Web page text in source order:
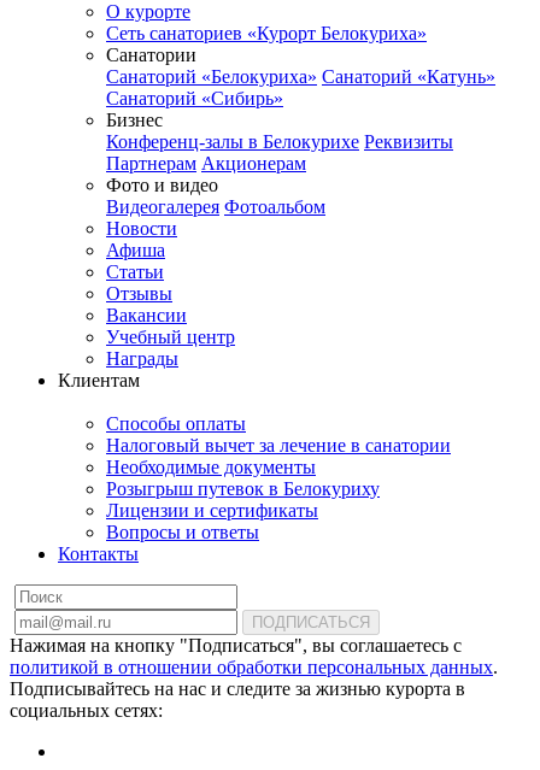
О курорте
Сеть санаториев «Курорт Белокуриха»
Санатории
Санаторий «Белокуриха» Санаторий «Катунь»
Санаторий «Сибирь»
Бизнес
Конференц-залы в Белокурихе Реквизиты
Партнерам Акционерам
Фото и видео
Видеогалерея Фотоальбом
Новости
Афиша
Статьи
Отзывы
Вакансии
Учебный центр
Награды
Клиентам
Способы оплаты
Налоговый вычет за лечение в санатории
Необходимые документы
Розыгрыш путевок в Белокуриху
Лицензии и сертификаты
Вопросы и ответы
Контакты
ПОДПИСАТЬСЯ
Нажимая на кнопку "Подписаться", вы соглашаетесь с
политикой в отношении обработки персональных данных.
Подписывайтесь на нас и следите за жизнью курорта в
социальных сетях: